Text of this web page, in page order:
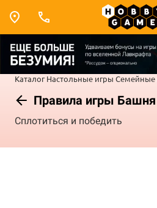
Каталог Настольные игры Семейные
Правила игры
Сплотиться и победить